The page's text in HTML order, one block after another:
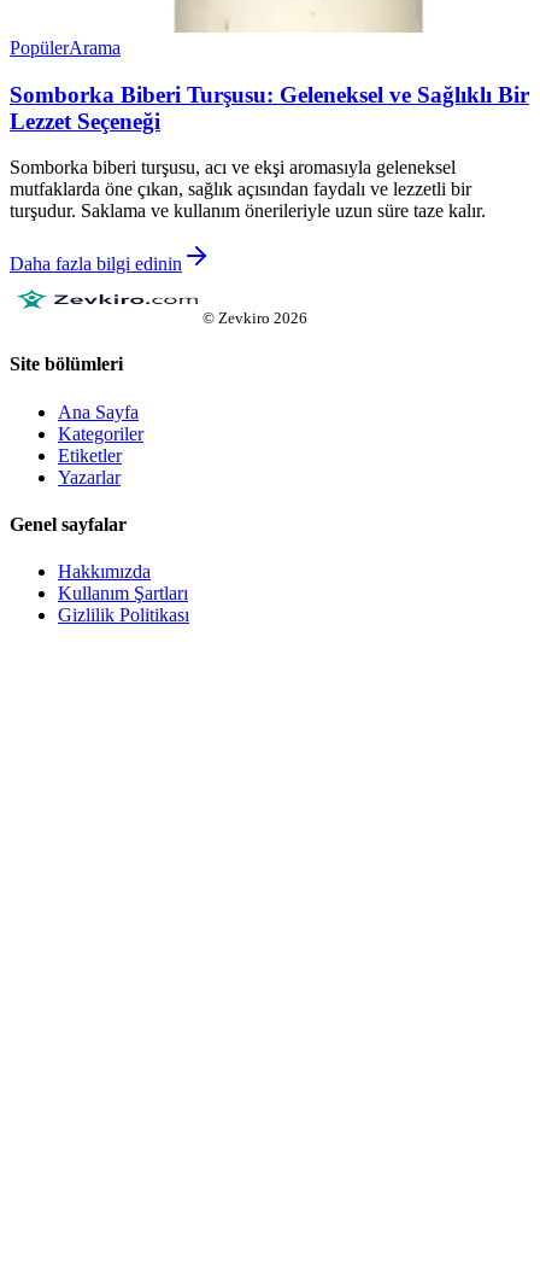
PopülerArama
Somborka Biberi Turşusu: Geleneksel ve Sağlıklı Bir
Lezzet Seçeneği
Somborka biberi turşusu, acı ve ekşi aromasıyla geleneksel
mutfaklarda öne çıkan, sağlık açısından faydalı ve lezzetli bir
turşudur. Saklama ve kullanım önerileriyle uzun süre taze kalır.
Daha fazla bilgi edinin
© Zevkiro 2026
Site bölümleri
Ana Sayfa
Kategoriler
Etiketler
Yazarlar
Genel sayfalar
Hakkımızda
Kullanım Şartları
Gizlilik Politikası